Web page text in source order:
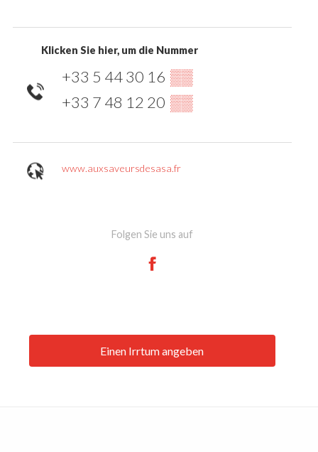
Klicken Sie hier, um die Nummer
+33 5 44 30 16 ▒▒
+33 7 48 12 20 ▒▒
www.auxsaveursdesasa.fr
Folgen Sie uns auf
Einen Irrtum angeben